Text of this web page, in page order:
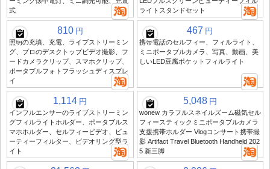
式
ライトスタンドセット
810 円
照明の充填、充電、ライブストリーミン
グ、プロのデスクトップビデオ撮影、フ
ードカメラクリップ、スマホクリップ、
ポータブルフォトフラッシュディスプレ
イ
467 円
携帯電話のセルフィー、フィルライト、
ミニポータブルカメラ、写真、動画、美
しいLED豆腐ポケットフィルライト
1,114 円
インフルエンサーのライブストリーミン
グフィルライトホルダー、ポータブルス
マホホルダー、セルフィービデオ、ビュ
ーティーフィルター、ビデオリング型ラ
イト
5,048 円
wonew カラフルスネイルズーム磁気セル
フィースティックミニポータブルカメラ
支援携帯ホルダー Vlogコンサート携帯撮
影 Artifact Travel Bluetooth Handheld 202
5 新三脚